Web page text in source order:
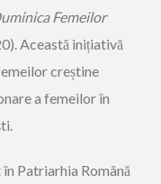
Femeilor
Această inițiativă
creștine
a femeilor în
Patriarhia Română